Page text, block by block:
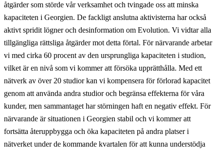
åtgärder som störde vår verksamhet och tvingade oss att minska
kapaciteten i Georgien. De fackligt anslutna aktivisterna har också
aktivt spridit lögner och desinformation om Evolution. Vi vidtar alla
tillgängliga rättsliga åtgärder mot detta förtal. För närvarande arbetar
vi med cirka 60 procent av den ursprungliga kapaciteten i studion,
vilket är en nivå som vi kommer att försöka upprätthålla. Med ett
nätverk av över 20 studior kan vi kompensera för förlorad kapacitet
genom att använda andra studior och begränsa effekterna för våra
kunder, men sammantaget har störningen haft en negativ effekt. För
närvarande är situationen i Georgien stabil och vi kommer att
fortsätta återuppbygga och öka kapaciteten på andra platser i
nätverket under de kommande kvartalen för att kunna understödja